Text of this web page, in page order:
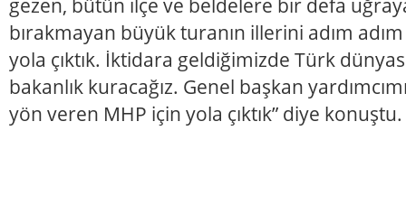
bırakmayan büyük turanın illerini adım
yola çıktık. İktidara geldiğimizde Türk
bakanlık kuracağız. Genel başkan
yön veren MHP için yola çıktık” diye konuştu.